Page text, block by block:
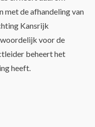
met de afhandeling van
Kansrijk
voor de
beheert het
heeft.